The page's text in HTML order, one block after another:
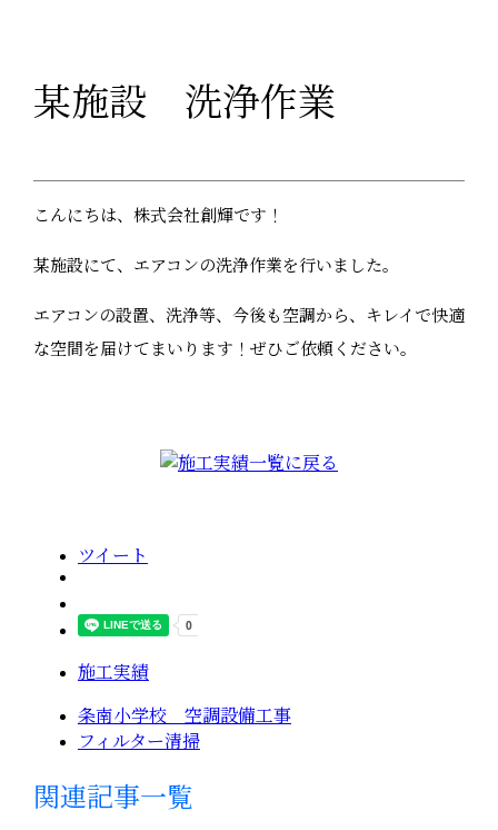
某施設 洗浄作業
こんにちは、株式会社創輝です！
某施設にて、エアコンの洗浄作業を行いました。
エアコンの設置、洗浄等、今後も空調から、キレイで快適
な空間を届けてまいります！ぜひご依頼ください。
ツイート
施工実績
条南小学校 空調設備工事
フィルター清掃
関連記事一覧